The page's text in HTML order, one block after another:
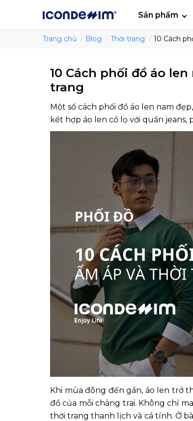
Sản phẩm
Trang chủ Blog Thời trang 10 Cách
10 Cách phối đồ áo
trang
Một số cách phối đồ áo len nam
kết hợp áo len cổ lọ với quần jeans,
Khi mùa đông đến gần, áo len trở
đồ của mỗi chàng trai. Không chỉ
thời trang thanh lịch và cá tính. Ở